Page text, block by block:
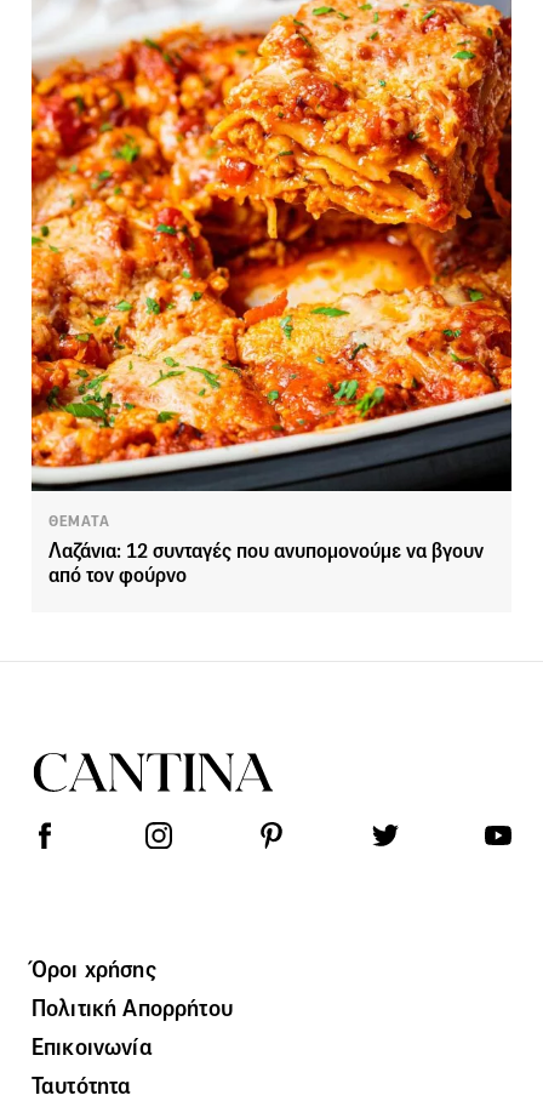
ΘΕΜΑΤΑ
Λαζάνια: 12 συνταγές που ανυπομονούμε να βγουν
από τον φούρνο
Όροι χρήσης
Πολιτική Απορρήτου
Επικοινωνία
Ταυτότητα